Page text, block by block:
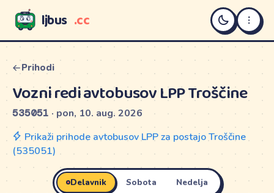
LJBUS ljbus .cc
Prihodi
Vozni redi avtobusov LPP Troščine
535051 · pon, 10. aug. 2026
Prikaži prihode avtobusov LPP za postajo Troščine
(535051)
Delavnik Sobota Nedelja